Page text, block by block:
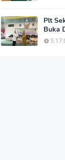
Plt
Buka